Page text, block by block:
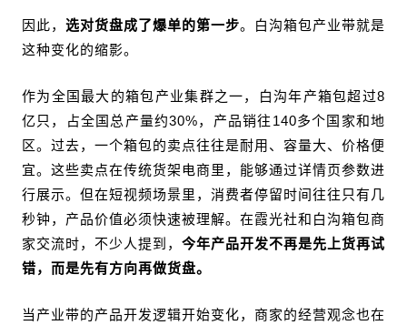
因此， 选对货盘成了爆单的第一步。白沟箱包产业带就是
这种变化的缩影。
作为全国最大的箱包产业集群之一，白沟年产箱包超过8
亿只，占全国总产量约30%，产品销往140多个国家和地
区。过去，一个箱包的卖点往往是耐用、容量大、价格便
宜。这些卖点在传统货架电商里，能够通过详情页参数进
行展示。但在短视频场景里，消费者停留时间往往只有几
秒钟，产品价值必须快速被理解。在霞光社和白沟箱包商
家交流时，不少人提到， 今年产品开发不再是先上货再试
错，而是先有方向再做货盘。
当产业带的产品开发逻辑开始变化，商家的经营观念也在